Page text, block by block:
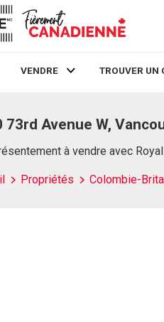
VENDRE TROUVER UN
73rd Avenue W,
à vendre avec
Propriétés Colombie-